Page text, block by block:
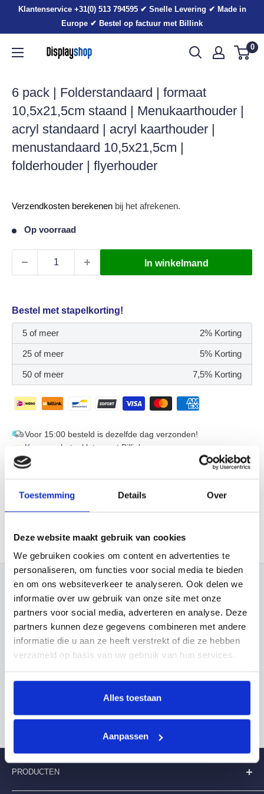
Toestemming Details Over
Deze website maakt gebruik van cookies
We gebruiken cookies om content en advertenties te
personaliseren, om functies voor social media te bieden
en om ons websiteverkeer te analyseren. Ook delen we
informatie over uw gebruik van onze site met onze
partners voor social media, adverteren en analyse. Deze
partners kunnen deze gegevens combineren met andere
informatie die u aan ze heeft verstrekt of die ze hebben
verzameld op basis van uw gebruik van hun services.
Alles toestaan
Aanpassen
Klantenservice +31(0) 513 794595 ✔ Snelle Levering ✔ Made in
Europe ✔ Bestel op factuur met Billink
Displayshop.nl
0
- Een tevreden klant
6 pack | Folderstandaard | formaat
10,5x21,5cm staand | Menukaarthouder |
acryl standaard | acryl kaarthouder |
menustandaard 10,5x21,5cm |
folderhouder | flyerhouder
Verkoopprijs
Verzendkosten berekenen bij het afrekenen.
Op voorraad
In winkelmand
Bestel met stapelkorting!
5 of meer 2% Korting
25 of meer 5% Korting
50 of meer 7,5% Korting
Voor 15:00 besteld is dezelfde dag verzonden!
Koop nu, betaal later met Billink
Geen mogelijkheid om op factuur via Billink te betalen? Mail
info@displayshop.nl
Wellicht vindt u dit ook leuk
PRODUCTEN